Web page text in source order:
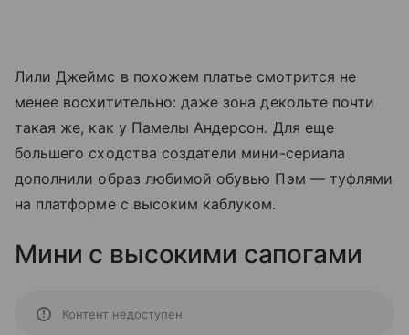
Лили Джеймс в похожем платье смотрится не
менее восхитительно: даже зона декольте почти
такая же, как у Памелы Андерсон. Для еще
большего сходства создатели мини-сериала
дополнили образ любимой обувью Пэм — туфлями
на платформе с высоким каблуком.
Мини с высокими сапогами
Контент недоступен